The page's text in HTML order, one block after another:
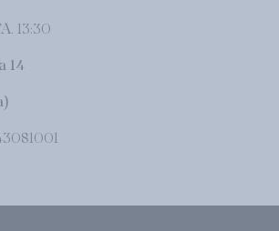
13:30
14